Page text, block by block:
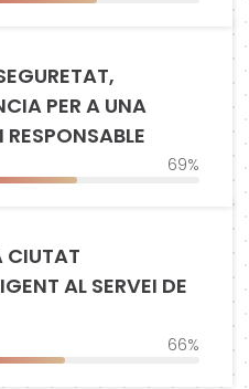
PER A UNA
69%
CIUTAT
AL SERVEI DE
66%